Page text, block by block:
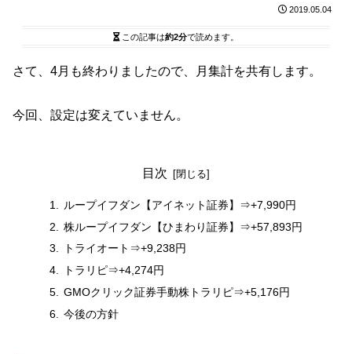
2019.05.04
この記事は約2分で読めます。
さて、4月も終わりましたので、月集計を共有します。
今回、設定は変えていません。
目次
ループイフダン【アイネット証券】⇒+7,990円
株ループイフダン【ひまわり証券】⇒+57,893円
トライオート⇒+9,238円
トラリピ⇒+4,274円
GMOクリック証券手動株トラリピ⇒+5,176円
今後の方針